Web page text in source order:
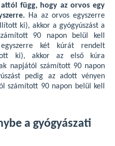
függ, hogy az orvos egy
Ha az orvos egyszerre
ki), akkor a gyógyúszást a
90 napon belül kell
két kúrát rendelt
ki), akkor az első kúra
napjától számított 90 napon
pedig az adott vényen
számított 90 napon belül kell
a gyógyászati